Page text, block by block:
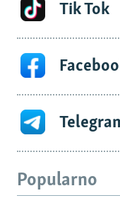
Tik Tok
Popularno